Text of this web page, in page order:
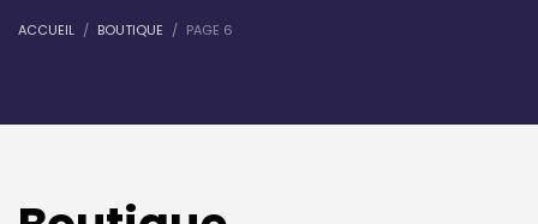
ACCUEIL BOUTIQUE PAGE 6